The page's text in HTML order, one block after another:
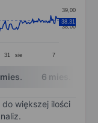
Data ranges
31 sie 7
38,00
39,00
38,31
6 mies.
większej ilości